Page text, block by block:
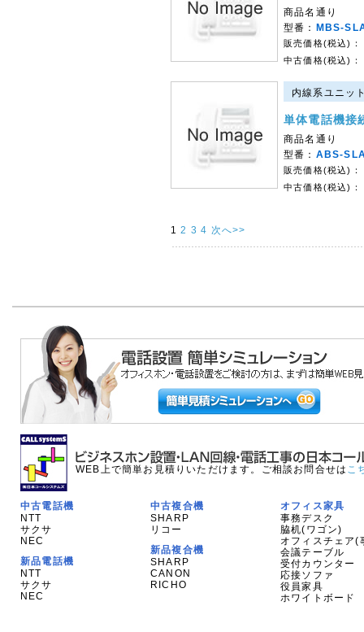
商品名通り
型番：
MBS-
販売価格(税込)：
中古価格(税込)：
内線系ユニッ
単体電話機接
商品名通り
型番： ABS-
販売価格(税込)：
中古価格(税込)：
1 2 3 4 次へ>>
WEB上で簡単お見積りいただけます。ご相談お問合せは こ
中古電話機
NTT
サクサ
NEC
新品電話機
NTT
サクサ
NEC
中古複合機
SHARP
リコー
新品複合機
SHARP
CANON
RICHO
オフィス家具
事務デスク
脇机(ワゴン)
オフィスチェア(
会議テーブル
受付カウンター
応接ソファ
役員家具
ホワイトボード